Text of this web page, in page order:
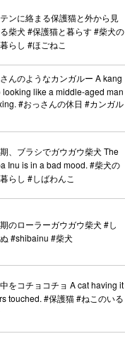
ンに絡まる保護猫と外から見
柴犬 #保護猫と暮らす #柴犬の
らし #ほごねこ
んのようなカンガルー A kang
looking like a middle-aged man
#おっさんの休日 #カンガル
、ブラシでガウガウ柴犬 The
Inu is in a bad mood. #柴犬の
らし #しばわんこ
のローラーガウガウ柴犬 #し
#shibainu #柴犬
をコチョコチョ A cat having it
touched. #保護猫 #ねこのいる